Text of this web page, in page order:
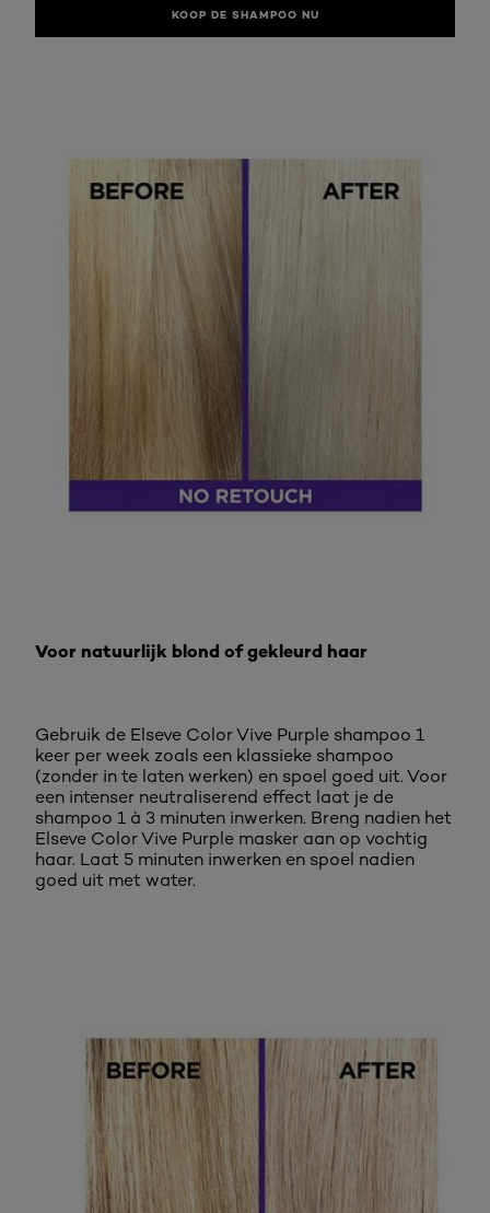
KOOP DE SHAMPOO NU
Voor natuurlijk blond of gekleurd haar
Gebruik de Elseve Color Vive Purple shampoo 1
keer per week zoals een klassieke shampoo
(zonder in te laten werken) en spoel goed uit. Voor
een intenser neutraliserend effect laat je de
shampoo 1 à 3 minuten inwerken. Breng nadien het
Elseve Color Vive Purple masker aan op vochtig
haar. Laat 5 minuten inwerken en spoel nadien
goed uit met water.